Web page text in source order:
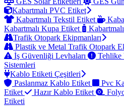
Kabartmalı PVC Etiket
Kabartmalı Tekstil Etiket
Kabartmalı Kupa Etiket
Trafik Otopark Ekipmanları
Plastik ve Metal Trafik Otopark
İş Güvenliği Levhaları
Tehlike
Sistemleri
Kablo Etiketi Çeşitleri
Paslanmaz Kablo Etiket
Pvc
Etiket
Hazır Kablo Etiket
Etiketi